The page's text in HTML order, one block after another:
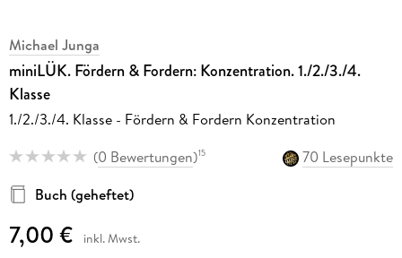
Michael Junga
miniLÜK. Fördern & Fordern: Konzentration. 1./2./3./4.
Klasse
1./2./3./4. Klasse - Fördern & Fordern Konzentration
(0 Bewertungen)15
70 Lesepunkte
Buch (geheftet)
7,00 € inkl. Mwst.